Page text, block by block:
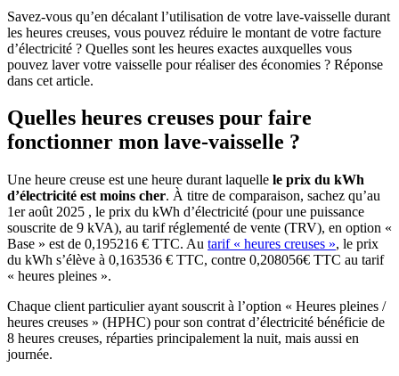
Savez-vous qu’en décalant l’utilisation de votre lave-vaisselle durant
les heures creuses, vous pouvez réduire le montant de votre facture
d’électricité ? Quelles sont les heures exactes auxquelles vous
pouvez laver votre vaisselle pour réaliser des économies ? Réponse
dans cet article.
Quelles heures creuses pour faire
fonctionner mon lave-vaisselle ?
Une heure creuse est une heure durant laquelle le prix du kWh
d’électricité est moins cher. À titre de comparaison, sachez qu’au
1er août 2025 , le prix du kWh d’électricité (pour une puissance
souscrite de 9 kVA), au tarif réglementé de vente (TRV), en option «
Base » est de 0,195216 € TTC. Au tarif « heures creuses », le prix
du kWh s’élève à 0,163536 € TTC, contre 0,208056€ TTC au tarif
« heures pleines ».
Chaque client particulier ayant souscrit à l’option « Heures pleines /
heures creuses » (HPHC) pour son contrat d’électricité bénéficie de
8 heures creuses, réparties principalement la nuit, mais aussi en
journée.